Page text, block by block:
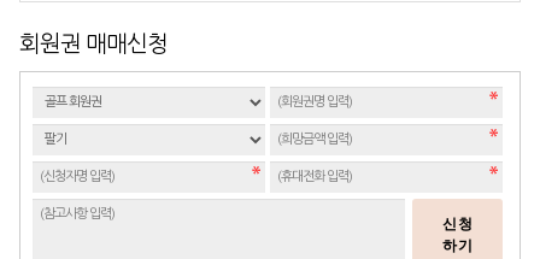
회원권 매매신청
신청
하기